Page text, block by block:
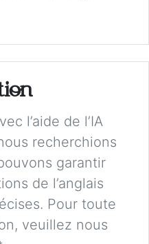
l’aide de l’IA
recherchions
garantir
de l’anglais
Pour toute
veuillez nous